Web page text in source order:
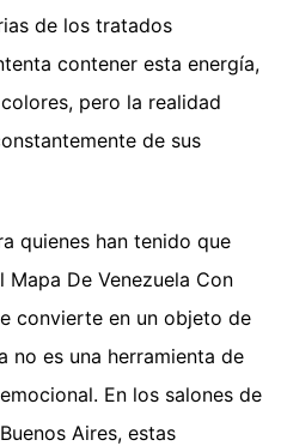
de los tratados
contener esta energía,
pero la realidad
de sus
quienes han tenido que
De Venezuela Con
convierte en un objeto de
no es una herramienta de
En los salones de
Aires, estas